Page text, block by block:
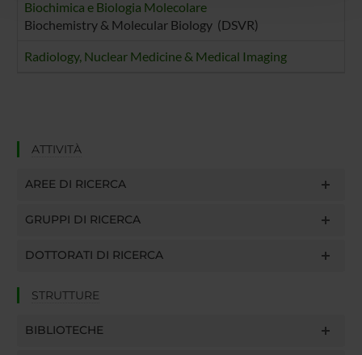
con altre informazioni che hai fornito loro o che hanno
raccolto dal tuo utilizzo dei loro servizi.
Biochimica e Biologia Molecolare
Biochemistry & Molecular Biology (DSVR)
Radiology, Nuclear Medicine & Medical Imaging
ATTIVITÀ
AREE DI RICERCA
GRUPPI DI RICERCA
DOTTORATI DI RICERCA
STRUTTURE
BIBLIOTECHE